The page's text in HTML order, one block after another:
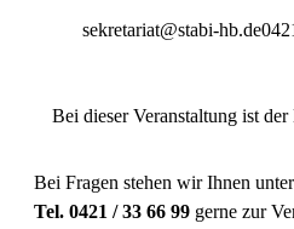
sekretariat@stabi-hb.de
Bei dieser Veranstaltung ist
Bei Fragen stehen wir Ihnen unter
Tel. 0421 / 33 66 99 gerne zur